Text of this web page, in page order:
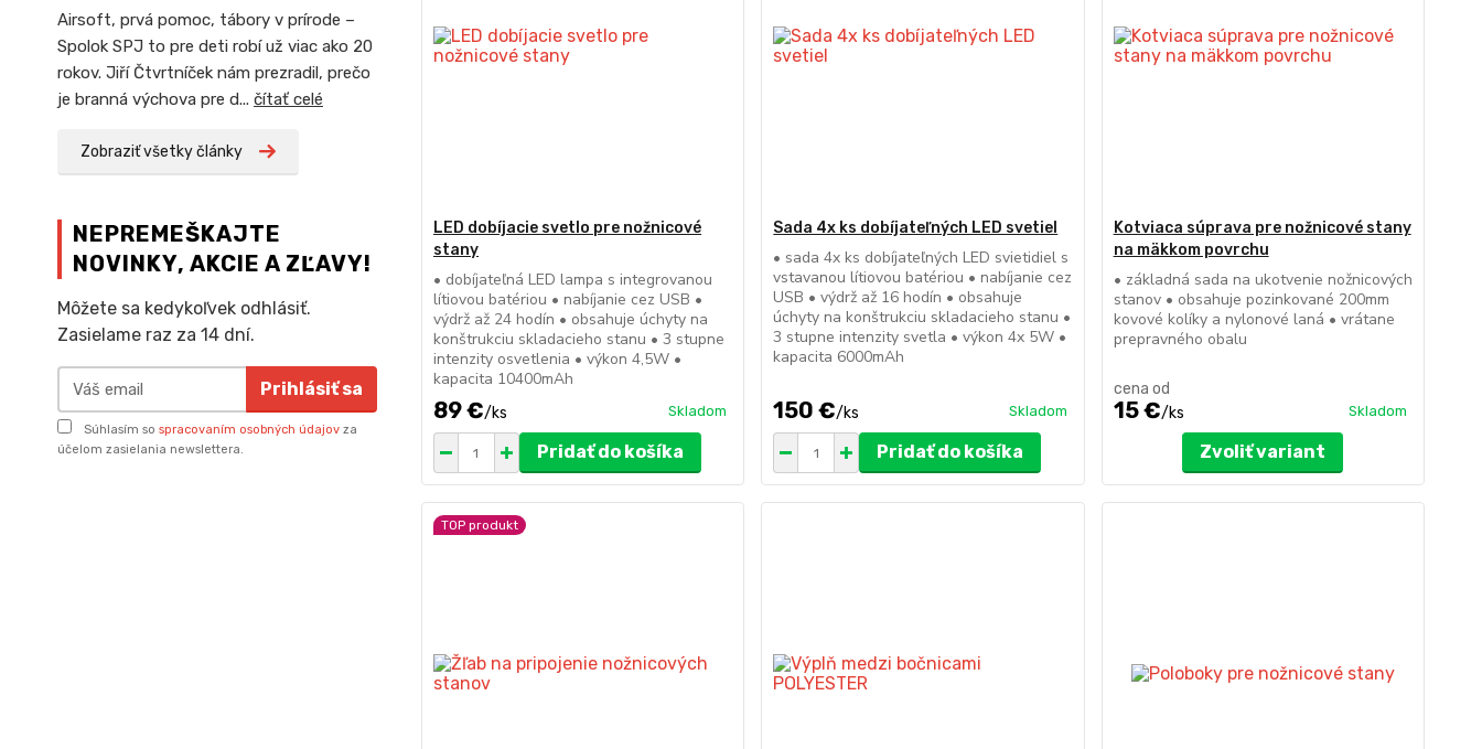
Airsoft, prvá pomoc, tábory v prírode –
Spolok SPJ to pre deti robí už viac ako 20
rokov. Jiří Čtvrtníček nám prezradil, prečo
je branná výchova pre d... čítať celé
Zobraziť všetky články
NEPREMEŠKAJTE
NOVINKY, AKCIE A ZĽAVY!
Môžete sa kedykoľvek odhlásiť.
Zasielame raz za 14 dní.
Prihlásiť sa
Súhlasím so spracovaním osobných údajov za
účelom zasielania newslettera.
LED dobíjacie svetlo pre nožnicové
stany
• dobíjateľná LED lampa s integrovanou
lítiovou batériou • nabíjanie cez USB •
výdrž až 24 hodín • obsahuje úchyty na
konštrukciu skladacieho stanu • 3 stupne
intenzity osvetlenia • výkon 4,5W •
kapacita 10400mAh
89 €/ks Skladom
Pridať do košíka
Sada 4x ks dobíjateľných LED svetiel
• sada 4x ks dobíjateľných LED svietidiel s
vstavanou lítiovou batériou • nabíjanie cez
USB • výdrž až 16 hodín • obsahuje
úchyty na konštrukciu skladacieho stanu •
3 stupne intenzity svetla • výkon 4x 5W •
kapacita 6000mAh
150 €/ks Skladom
Pridať do košíka
Kotviaca súprava pre nožnicové stany
na mäkkom povrchu
• základná sada na ukotvenie nožnicových
stanov • obsahuje pozinkované 200mm
kovové kolíky a nylonové laná • vrátane
prepravného obalu
cena od
15 €/ks Skladom
Zvoliť variant
TOP produkt